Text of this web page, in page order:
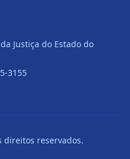
Justiça do Estado do
3155
direitos reservados.